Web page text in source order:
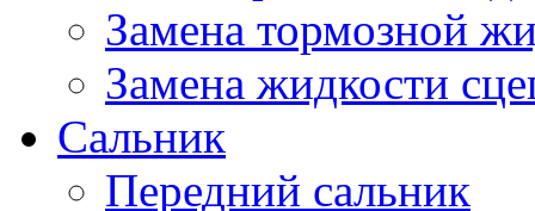
Замена тормозной
Замена жидкости
Сальник
Передний сальник